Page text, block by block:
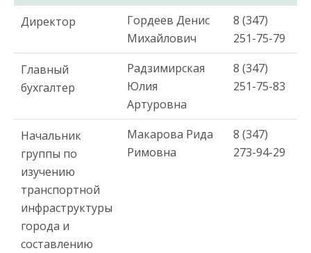
Директор
Гордеев Денис
Михайлович
8 (347)
251-75-79
Главный
бухгалтер
Радзимирская
Юлия
Артуровна
8 (347)
251-75-83
Начальник
группы по
изучению
транспортной
инфраструктуры
города и
составлению
Макарова Рида
Римовна
8 (347)
273-94-29